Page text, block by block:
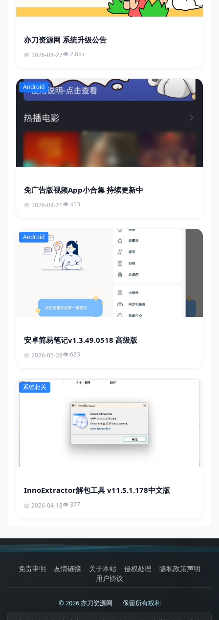
亦刀资源网 系统升级公告
2026-04-27 2.8K+
Android
免广告版视频App小合集 持续更新中
2026-04-21 413
Android
安卓简易笔记v1.3.49.0518 高级版
2026-05-28 683
系统相关
InnoExtractor解包工具 v11.5.1.178中文版
2026-04-18 377
免责申明 友情链接 关于本站 侵权处理
隐私政策声明
用户协议
© 2026 亦刀资源网 保留所有权利